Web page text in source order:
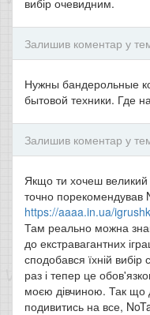
вибір очевидним.
Залишив коментар у
Нужны бандерольные
бытовой техники. Где
Залишив коментар у
Якщо ти хочеш великий
точно порекомендував
https://aaaa.in.ua/
Там реально можна
до екстравагантних
сподобався їхній
раз і тепер це
моєю дівчиною. Так що
подивитись на все,